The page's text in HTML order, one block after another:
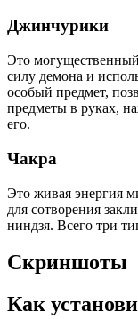
Джинчурики
Это
силу демона и
особый предмет,
предметы в руках,
его.
Чакра
Это живая энергия
для сотворения
ниндзя. Всего три
Скриншоты
Как